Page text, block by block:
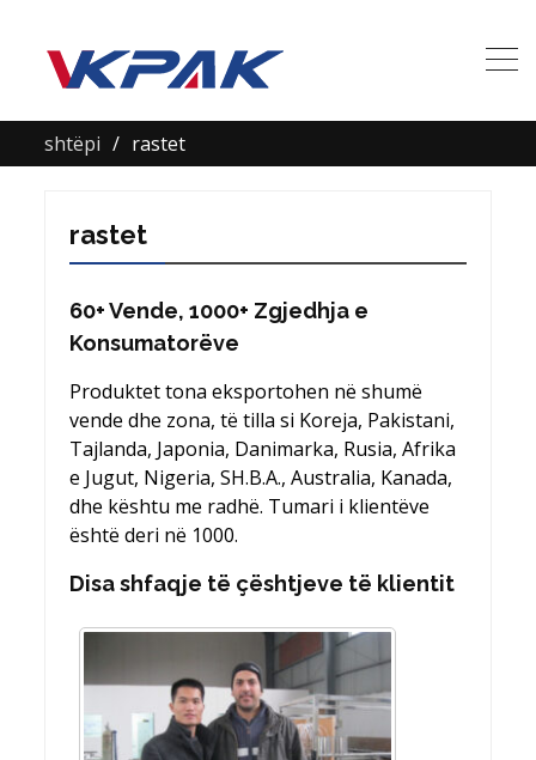
shtëpi rastet
rastet
60+ Vende, 1000+ Zgjedhja e
Konsumatorëve
Produktet tona eksportohen në shumë
vende dhe zona, të tilla si Koreja, Pakistani,
Tajlanda, Japonia, Danimarka, Rusia, Afrika
e Jugut, Nigeria, SH.B.A., Australia, Kanada,
dhe kështu me radhë. Tumari i klientëve
është deri në 1000.
Disa shfaqje të çështjeve të klientit